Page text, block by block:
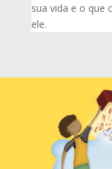
sua vida e o que
ele.